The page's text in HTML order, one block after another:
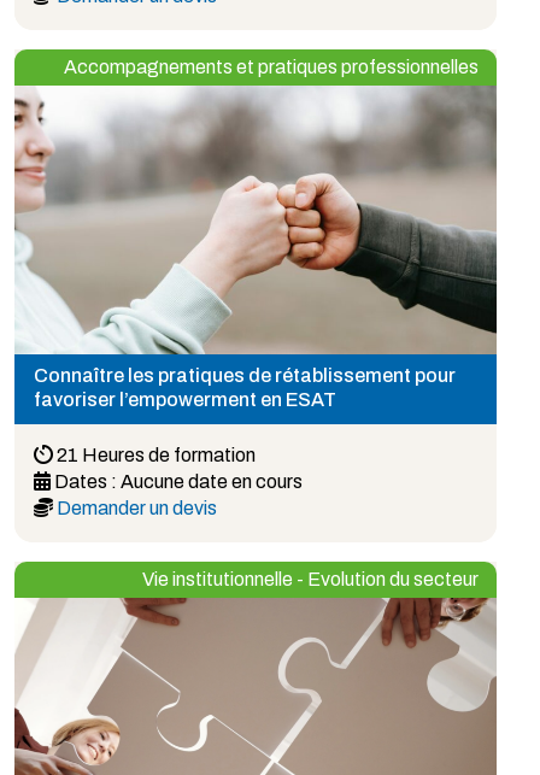
Accompagnements et pratiques professionnelles
Connaître les pratiques de rétablissement pour
favoriser l’empowerment en ESAT
21 Heures de formation
Dates : Aucune date en cours
Demander un devis
Vie institutionnelle - Evolution du secteur